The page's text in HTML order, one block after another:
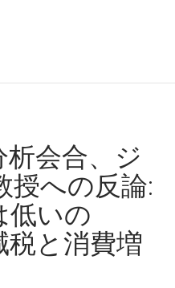
会合、ジ
授への反論:
低いの
と消費増